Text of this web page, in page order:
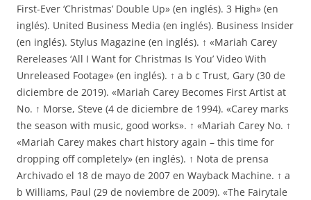
First-Ever ‘Christmas’ Double Up» (en inglés). 3 High» (en
inglés). United Business Media (en inglés). Business Insider
(en inglés). Stylus Magazine (en inglés). ↑ «Mariah Carey
Rereleases ‘All I Want for Christmas Is You’ Video With
Unreleased Footage» (en inglés). ↑ a b c Trust, Gary (30 de
diciembre de 2019). «Mariah Carey Becomes First Artist at
No. ↑ Morse, Steve (4 de diciembre de 1994). «Carey marks
the season with music, good works». ↑ «Mariah Carey No. ↑
«Mariah Carey makes chart history again – this time for
dropping off completely» (en inglés). ↑ Nota de prensa
Archivado el 18 de mayo de 2007 en Wayback Machine. ↑ a
b Williams, Paul (29 de noviembre de 2009). «The Fairytale